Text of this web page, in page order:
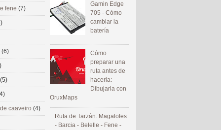
Gamin Edge
705 - Cómo
cambiar la
batería
Cómo
preparar una
ruta antes de
hacerla:
Dibujarla con
OruxMaps
Ruta de Tarzán: Magalofes
- Barcia - Belelle - Fene -
fene (7)
(6)
(5)
caaveiro (4)